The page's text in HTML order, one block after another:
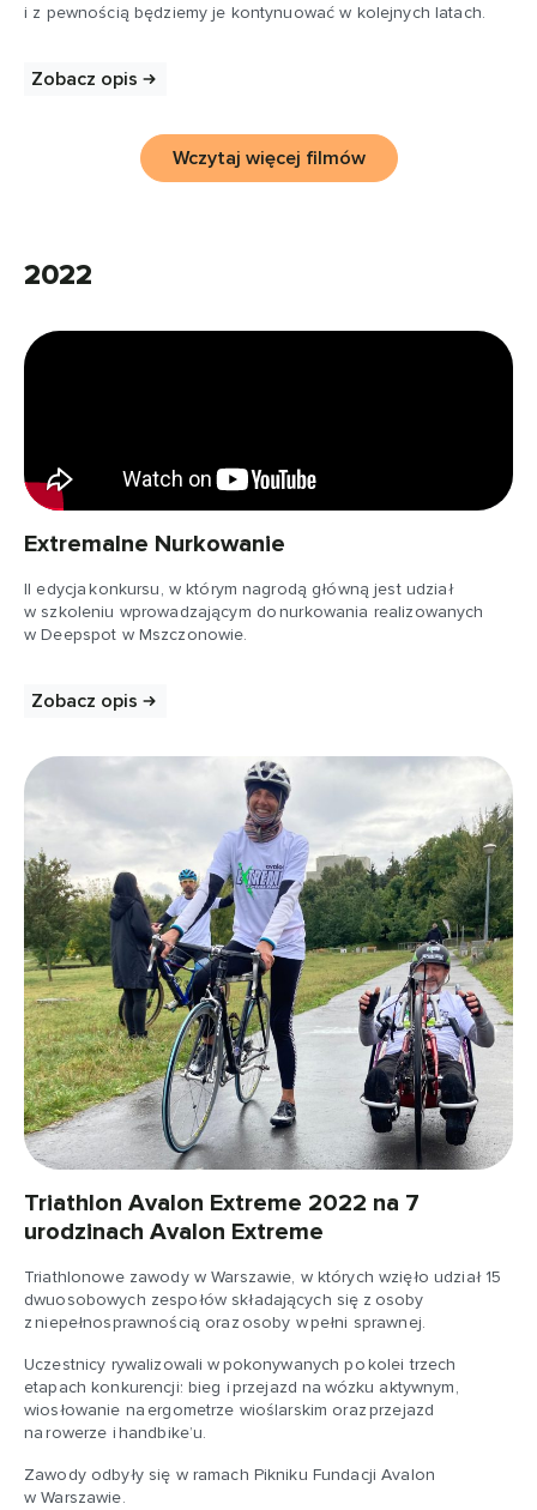
i z pewnością będziemy je kontynuować w kolejnych latach.
Zobacz opis
Wczytaj więcej filmów
2022
Extremalne Nurkowanie
II edycja konkursu, w którym nagrodą główną jest udział
w szkoleniu wprowadzającym do nurkowania realizowanych
w Deepspot w Mszczonowie.
Zobacz opis
Triathlon Avalon Extreme 2022 na 7
urodzinach Avalon Extreme
Triathlonowe zawody w Warszawie, w których wzięło udział 15
dwuosobowych zespołów składających się z osoby
z niepełnosprawnością oraz osoby w pełni sprawnej.
Uczestnicy rywalizowali w pokonywanych po kolei trzech
etapach konkurencji: bieg i przejazd na wózku aktywnym,
wiosłowanie na ergometrze wioślarskim oraz przejazd
na rowerze i handbike’u.
Zawody odbyły się w ramach Pikniku Fundacji Avalon
w Warszawie.